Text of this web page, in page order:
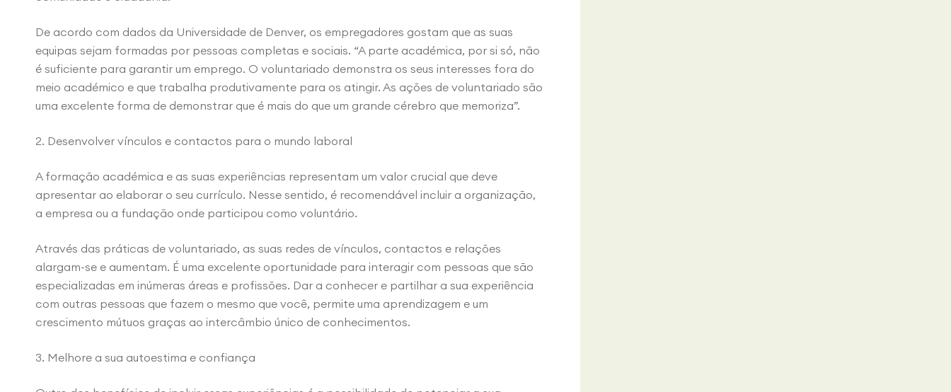
De acordo com dados da Universidade de Denver, os empregadores gostam que as suas
equipas sejam formadas por pessoas completas e sociais. “A parte académica, por si só, não
é suficiente para garantir um emprego. O voluntariado demonstra os seus interesses fora do
meio académico e que trabalha produtivamente para os atingir. As ações de voluntariado são
uma excelente forma de demonstrar que é mais do que um grande cérebro que memoriza”.
2. Desenvolver vínculos e contactos para o mundo laboral
A formação académica e as suas experiências representam um valor crucial que deve
apresentar ao elaborar o seu currículo. Nesse sentido, é recomendável incluir a organização,
a empresa ou a fundação onde participou como voluntário.
Através das práticas de voluntariado, as suas redes de vínculos, contactos e relações
alargam-se e aumentam. É uma excelente oportunidade para interagir com pessoas que são
especializadas em inúmeras áreas e profissões. Dar a conhecer e partilhar a sua experiência
com outras pessoas que fazem o mesmo que você, permite uma aprendizagem e um
crescimento mútuos graças ao intercâmbio único de conhecimentos.
3. Melhore a sua autoestima e confiança